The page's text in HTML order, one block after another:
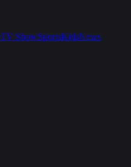
TV ShowSportsKidsNews